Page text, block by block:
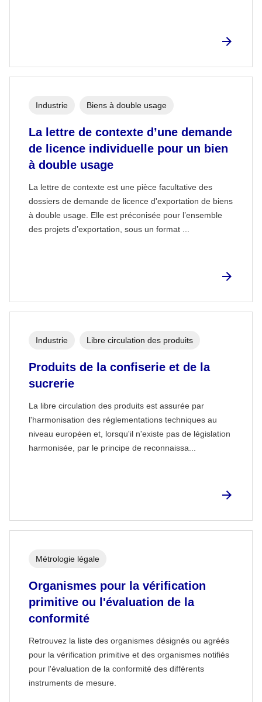
La lettre de contexte d’une demande
de licence individuelle pour un bien
à double usage
La lettre de contexte est une pièce facultative des
dossiers de demande de licence d'exportation de biens
à double usage. Elle est préconisée pour l’ensemble
des projets d’exportation, sous un format ...
Industrie Biens à double usage
Produits de la confiserie et de la
sucrerie
La libre circulation des produits est assurée par
l'harmonisation des réglementations techniques au
niveau européen et, lorsqu'il n'existe pas de législation
harmonisée, par le principe de reconnaissa...
Industrie Libre circulation des produits
Organismes pour la vérification
primitive ou l'évaluation de la
conformité
Retrouvez la liste des organismes désignés ou agréés
pour la vérification primitive et des organismes notifiés
pour l'évaluation de la conformité des différents
instruments de mesure.
Métrologie légale